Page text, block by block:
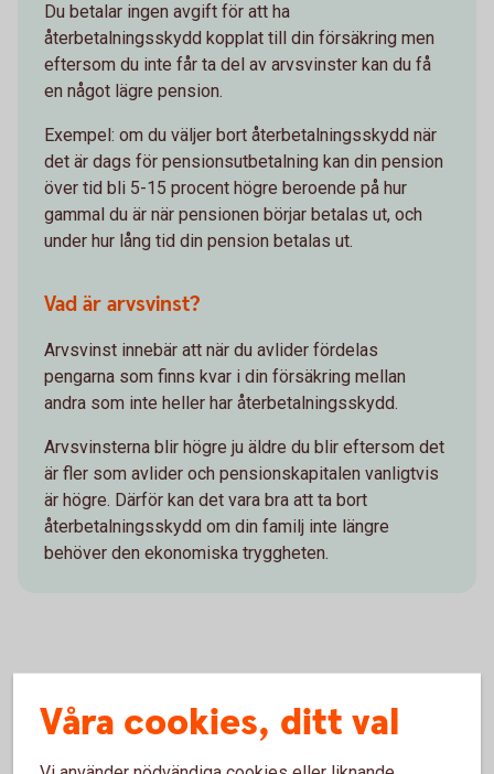
Du betalar ingen avgift för att ha
återbetalningsskydd kopplat till din försäkring men
eftersom du inte får ta del av arvsvinster kan du få
en något lägre pension.
Exempel: om du väljer bort återbetalningsskydd när
det är dags för pensionsutbetalning kan din pension
över tid bli 5-15 procent högre beroende på hur
gammal du är när pensionen börjar betalas ut, och
under hur lång tid din pension betalas ut.
Vad är arvsvinst?
Arvsvinst innebär att när du avlider fördelas
pengarna som finns kvar i din försäkring mellan
andra som inte heller har återbetalningsskydd.
Arvsvinsterna blir högre ju äldre du blir eftersom det
är fler som avlider och pensionskapitalen vanligtvis
är högre. Därför kan det vara bra att ta bort
återbetalningsskydd om din familj inte längre
behöver den ekonomiska tryggheten.
Om du vill lägga till eller ta bort
återbetalningsskydd
Våra cookies, ditt val